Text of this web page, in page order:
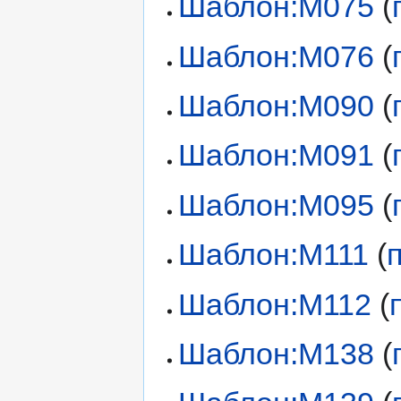
Шаблон:М076 (
Шаблон:М090 (
Шаблон:М091 (
Шаблон:М095 (
Шаблон:М111 (
Шаблон:М112 (
Шаблон:М138 (